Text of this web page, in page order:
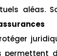
aléas.
permettent